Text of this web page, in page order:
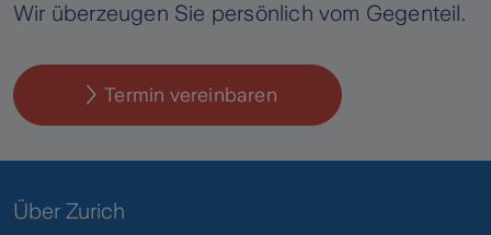
Wir überzeugen Sie persönlich vom Gegenteil.
Termin vereinbaren
Über Zurich